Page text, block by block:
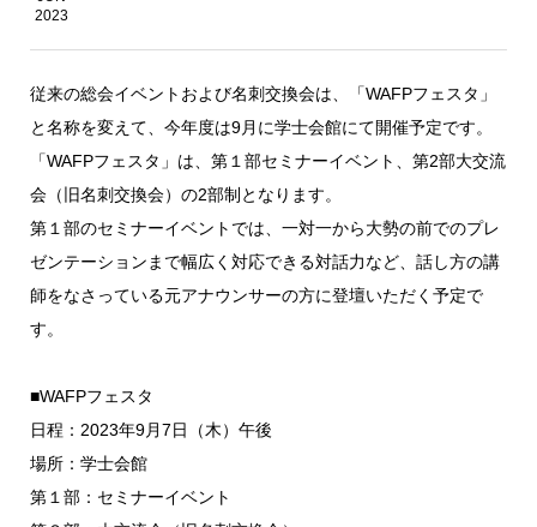
2023
従来の総会イベントおよび名刺交換会は、「WAFPフェスタ」
と名称を変えて、今年度は9月に学士会館にて開催予定です。
「WAFPフェスタ」は、第１部セミナーイベント、第2部大交流
会（旧名刺交換会）の2部制となります。
第１部のセミナーイベントでは、一対一から大勢の前でのプレ
ゼンテーションまで幅広く対応できる対話力など、話し方の講
師をなさっている元アナウンサーの方に登壇いただく予定で
す。
■WAFPフェスタ
日程：2023年9月7日（木）午後
場所：学士会館
第１部：セミナーイベント